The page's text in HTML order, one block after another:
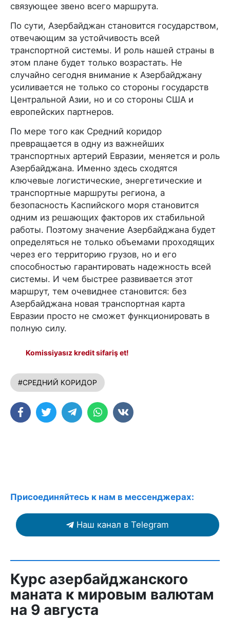
связующее звено всего маршрута.
По сути, Азербайджан становится государством,
отвечающим за устойчивость всей
транспортной системы. И роль нашей страны в
этом плане будет только возрастать. Не
случайно сегодня внимание к Азербайджану
усиливается не только со стороны государств
Центральной Азии, но и со стороны США и
европейских партнеров.
По мере того как Средний коридор
превращается в одну из важнейших
транспортных артерий Евразии, меняется и роль
Азербайджана. Именно здесь сходятся
ключевые логистические, энергетические и
транспортные маршруты региона, а
безопасность Каспийского моря становится
одним из решающих факторов их стабильной
работы. Поэтому значение Азербайджана будет
определяться не только объемами проходящих
через его территорию грузов, но и его
способностью гарантировать надежность всей
системы. И чем быстрее развивается этот
маршрут, тем очевиднее становится: без
Азербайджана новая транспортная карта
Евразии просто не сможет функционировать в
полную силу.
Komissiyasız kredit sifariş et!
#СРЕДНИЙ КОРИДОР
Присоединяйтесь к нам в мессенджерах:
Наш канал в Telegram
Курс азербайджанского
маната к мировым валютам
на 9 августа